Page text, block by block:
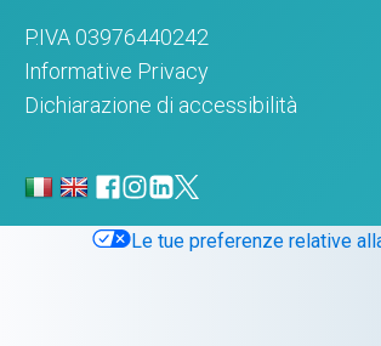
P.IVA 03976440242
Informative Privacy
Dichiarazione di accessibilità
Le tue preferenze relative